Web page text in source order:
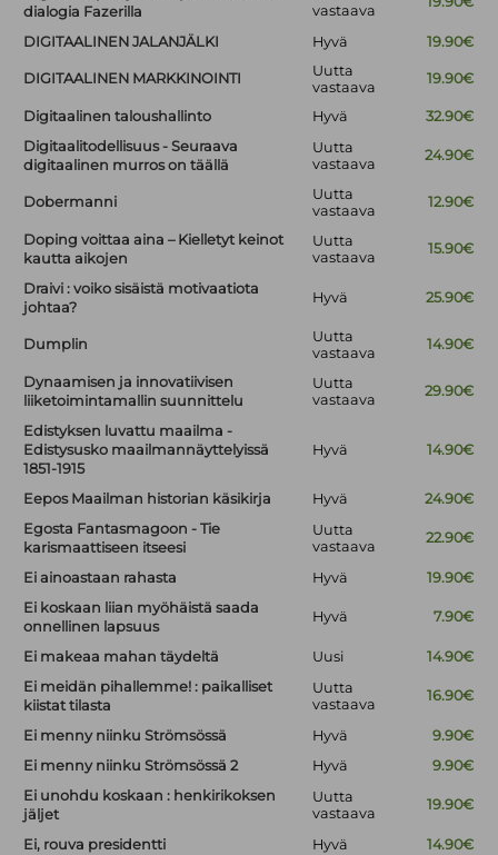
dialogia Fazerilla
vastaava
DIGITAALINEN JALANJÄLKI Hyvä 19.90€
DIGITAALINEN MARKKINOINTI
Uutta
vastaava
19.90€
Digitaalinen taloushallinto Hyvä
32.90€
Digitaalitodellisuus - Seuraava
digitaalinen murros on täällä
Uutta
vastaava
24.90€
Dobermanni
Uutta
vastaava
12.90€
Doping voittaa aina – Kielletyt keinot
kautta aikojen
Uutta
vastaava
15.90€
Draivi : voiko sisäistä motivaatiota
johtaa?
Hyvä 25.90€
Dumplin
Uutta
vastaava
14.90€
Dynaamisen ja innovatiivisen
liiketoimintamallin suunnittelu
Uutta
vastaava
29.90€
Edistyksen luvattu maailma -
Edistysusko maailmannäyttelyissä
1851-1915
Hyvä 14.90€
Eepos Maailman historian käsikirja Hyvä
24.90€
Egosta Fantasmagoon - Tie
karismaattiseen itseesi
Uutta
vastaava
22.90€
Ei ainoastaan rahasta Hyvä
19.90€
Ei koskaan liian myöhäistä saada
onnellinen lapsuus
Hyvä 7.90€
Ei makeaa mahan täydeltä Uusi
14.90€
Ei meidän pihallemme! : paikalliset
kiistat tilasta
Uutta
vastaava
16.90€
Ei menny niinku Strömsössä Hyvä
9.90€
Ei menny niinku Strömsössä 2
Hyvä
9.90€
Ei unohdu koskaan : henkirikoksen
jäljet
Uutta
vastaava
19.90€
Ei, rouva presidentti Hyvä 14.90€